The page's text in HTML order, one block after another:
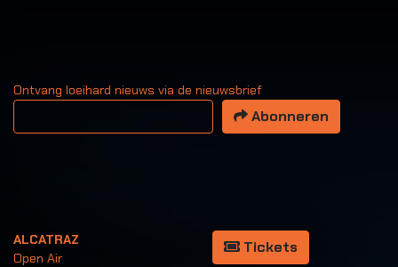
Ontvang loeihard nieuws via de nieuwsbrief
Uw email adres
Abonneren
ALCATRAZ
Open Air
Tickets